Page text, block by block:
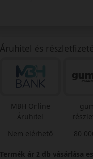
Áruhitel és
MBH Online
Áruhitel
Nem elérhető
80
Termék ár 2 db vásárlása